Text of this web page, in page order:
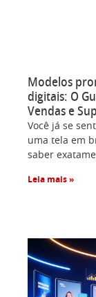
Modelos
digitais: O
Vendas e
Você já se
uma tela em
saber
Leia mais »